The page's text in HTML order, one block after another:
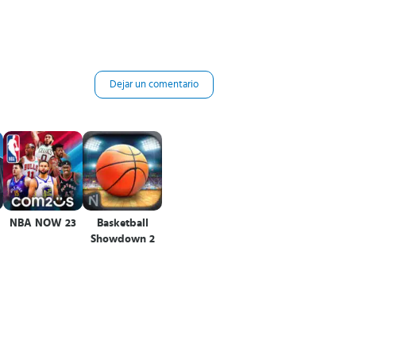
Dejar un comentario
NBA NOW 23
Basketball
Showdown 2